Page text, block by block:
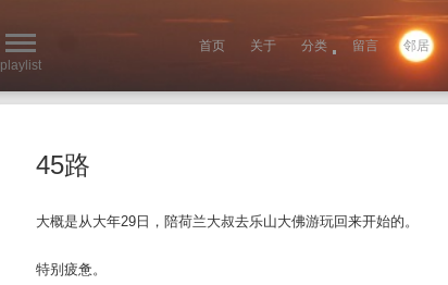
playlist
首页 关于 分类 留言 邻居
45路
大概是从大年29日，陪荷兰大叔去乐山大佛游玩回来开始的。
特别疲惫。